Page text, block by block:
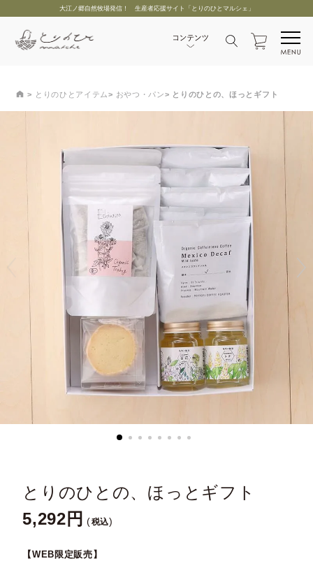
大江ノ郷自然牧場発信！ 生産者応援サイト「とりのひとマルシェ」
とりのひとアイテム おやつ・パン とりのひとの、ほっとギフト
とりのひとの、ほっとギフト
5,292 税込
【WEB限定販売】